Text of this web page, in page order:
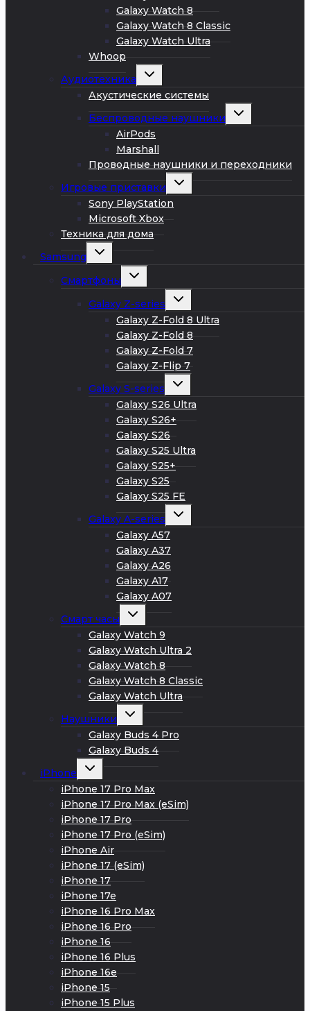
Galaxy Watch 8
Galaxy Watch 8 Classic
Galaxy Watch Ultra
Whoop
Аудиотехника
Развернуть
меню
Акустические системы
Беспроводные наушники
Развернуть
AirPods
Marshall
Проводные наушники и переходники
Игровые приставки
Развернуть
меню
Sony PlayStation
Microsoft Xbox
Техника для дома
Samsung
Развернуть
Смартфоны
Развернуть
Galaxy Z-series
Развернуть
меню
Galaxy Z-Fold 8 Ultra
Galaxy Z-Fold 8
Galaxy Z-Fold 7
Galaxy Z-Flip 7
Galaxy S-series
Развернуть
меню
Galaxy S26 Ultra
Galaxy S26+
Galaxy S26
Galaxy S25 Ultra
Galaxy S25+
Galaxy S25
Galaxy S25 FE
Galaxy A-series
Развернуть
меню
Galaxy A57
Galaxy A37
Galaxy A26
Galaxy A17
Galaxy A07
Смарт часы
Развернуть
меню
Galaxy Watch 9
Galaxy Watch Ultra 2
Galaxy Watch 8
Galaxy Watch 8 Classic
Galaxy Watch Ultra
Наушники
Развернуть
меню
Galaxy Buds 4 Pro
Galaxy Buds 4
iPhone
Развернуть
меню
iPhone 17 Pro Max
iPhone 17 Pro Max (eSim)
iPhone 17 Pro
iPhone 17 Pro (eSim)
iPhone Air
iPhone 17 (eSim)
iPhone 17
iPhone 17e
iPhone 16 Pro Max
iPhone 16 Pro
iPhone 16
iPhone 16 Plus
iPhone 16e
iPhone 15
iPhone 15 Plus